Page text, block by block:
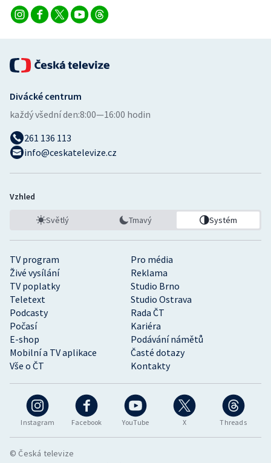
Vodní slalom
Ostatní
Instagram Facebook YouTube X Threads
TV program
Pro média
Živé vysílání
Reklama
TV poplatky
Studio Brno
Teletext
Studio Ostrava
Podcasty
Rada ČT
Počasí
Kariéra
E-shop
Podávání námětů
Mobilní a TV aplikace
Časté dotazy
Vše o ČT
Kontakty
Divácké centrum
každý všední den:8:00—16:00 hodin
261 136 113
info@ceskatelevize.cz
Vzhled
Světlý Tmavý Systém
© Česká televize